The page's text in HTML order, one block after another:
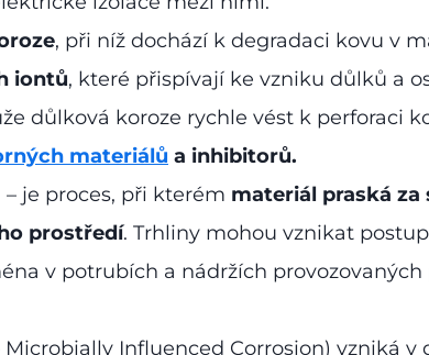
, při níž dochází k degradaci kovu v
iontů, které přispívají ke vzniku důlků a
důlková koroze rychle vést k perforaci
materiálů a inhibitorů.
je proces, při kterém materiál praská
prostředí. Trhliny mohou vznikat
v potrubích a nádržích
Influenced Corrosion) vzniká v